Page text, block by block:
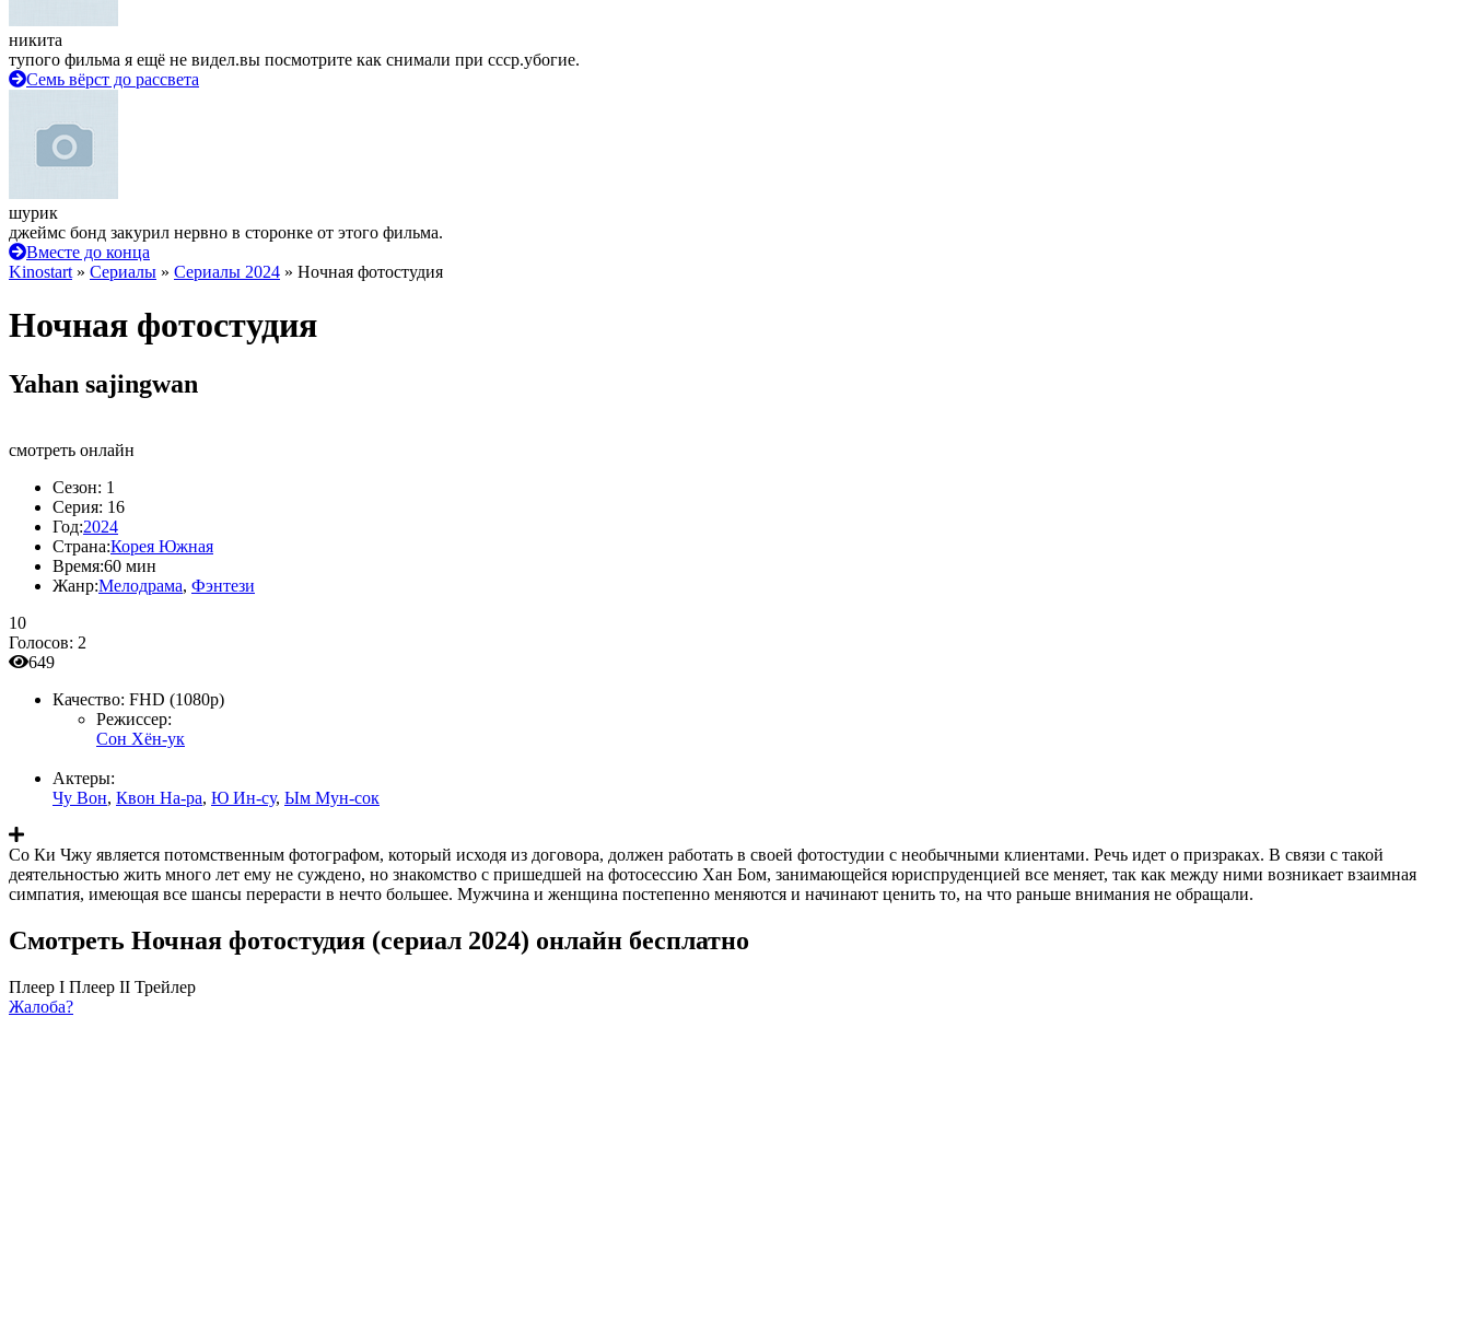
никита
тупого фильма я ещё не видел.вы посмотрите как снимали при ссср.убогие.
Семь вёрст до рассвета
шурик
джеймс бонд закурил нервно в сторонке от этого фильма.
Вместе до конца
Kinostart » Сериалы » Сериалы 2024 » Ночная фотостудия
Ночная фотостудия
Yahan sajingwan
смотреть онлайн
Сезон: 1
Серия: 16
Год:2024
Страна:Корея Южная
Время:60 мин
Жанр:Мелодрама, Фэнтези
10
Голосов: 2
649
Качество: FHD (1080p)
Режиссер:
Сон Хён-ук
Актеры:
Чу Вон, Квон На-ра, Ю Ин-су, Ым Мун-сок
Со Ки Чжу является потомственным фотографом, который исходя из договора, должен работать в своей фотостудии с необычными клиентами. Речь идет о призраках. В связи с такой
деятельностью жить много лет ему не суждено, но знакомство с пришедшей на фотосессию Хан Бом, занимающейся юриспруденцией все меняет, так как между ними возникает взаимная
симпатия, имеющая все шансы перерасти в нечто большее. Мужчина и женщина постепенно меняются и начинают ценить то, на что раньше внимания не обращали.
Смотреть Ночная фотостудия (сериал 2024) онлайн бесплатно
Плеер I Плеер II Трейлер
Жалоба?